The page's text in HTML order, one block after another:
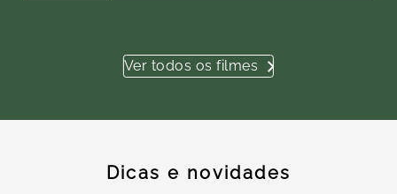
Ver todos os filmes
Dicas e novidades